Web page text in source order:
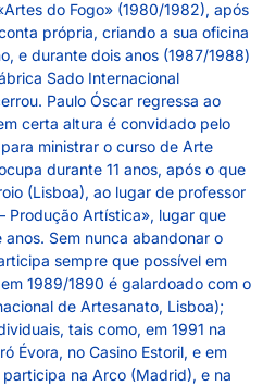
do Fogo» (1980/1982), após
própria, criando a sua oficina
e durante dois anos (1987/1988)
Sado Internacional
Paulo Óscar regressa ao
certa altura é convidado pelo
ministrar o curso de Arte
durante 11 anos, após o que
(Lisboa), ao lugar de professor
Produção Artística», lugar que
Sem nunca abandonar o
sempre que possível em
1989/1890 é galardoado com o
de Artesanato, Lisboa);
tais como, em 1991 na
Évora, no Casino Estoril, e em
na Arco (Madrid), e na